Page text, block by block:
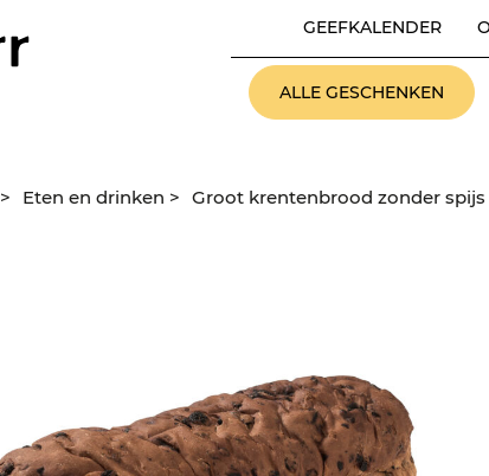
GEEFKALENDER
ALLE GESCHENKEN
> Eten en drinken > Groot krentenbrood zonder spijs